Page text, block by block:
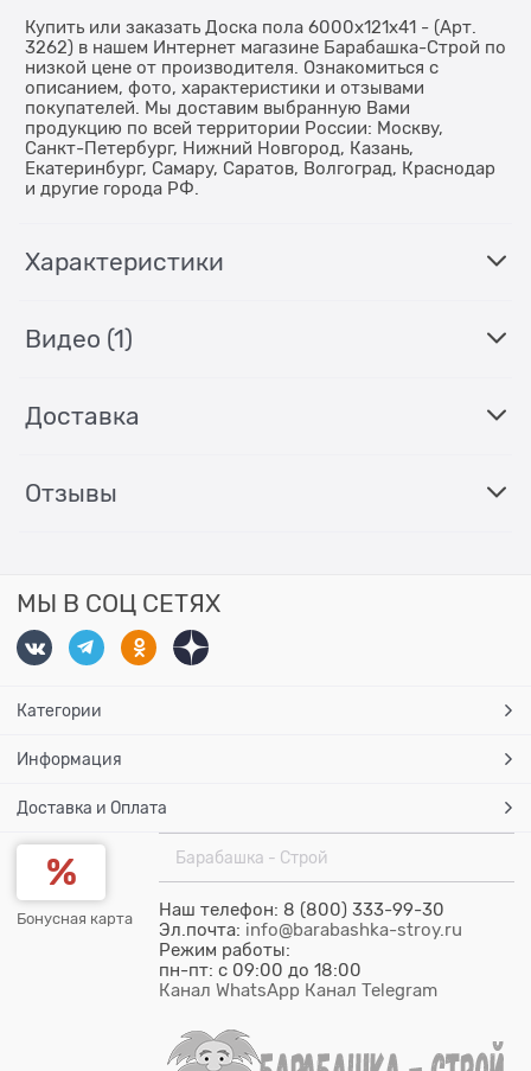
Купить или заказать Доска пола 6000х121х41 - (Арт.
3262) в нашем Интернет магазине Барабашка-Строй по
низкой цене от производителя. Ознакомиться с
описанием, фото, характеристики и отзывами
покупателей. Мы доставим выбранную Вами
продукцию по всей территории России: Москву,
Санкт-Петербург, Нижний Новгород, Казань,
Екатеринбург, Самару, Саратов, Волгоград, Краснодар
и другие города РФ.
Характеристики
Видео (1)
Доставка
Отзывы
МЫ В СОЦ СЕТЯХ
Категории
Информация
Доставка и Оплата
Бонусная карта
Барабашка - Строй
Наш телефон: 8 (800) 333-99-30
Эл.почта: info@barabashka-stroy.ru
Режим работы:
пн-пт: c 09:00 до 18:00
Канал WhatsApp Канал Telegram